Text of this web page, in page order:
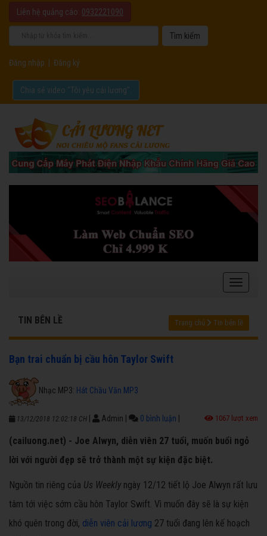
Liên hệ quảng cáo: 0932221090
Đăng nhập Đăng ký
Chia sẻ video "Tôi yêu cải lương".
TIN BÊN LỀ Trang chủ Tin bên lề
Bạn trai chuẩn bị cầu hôn Taylor Swift
Nhạc MP3: Hát Chầu Văn MP3
13/12/2018 12:02:18 CH Admin 0 bình luận 1067 lượt xem
(cailuong.net) - Joe Alwyn, diễn viên 27 tuổi, muốn buổi ngỏ
lời với người đẹp sẽ trở thành một sự kiện đặc biệt.
Nguồn tin riêng của Us Weekly ngày 12/12 tiết lộ Joe Alwyn rất lưu
tâm tới việc sớm cầu hôn Taylor Swift. Vì muốn đây sẽ là sự kiện
khó quên trong đời, diễn viên cải lương 27 tuổi đang lên kế hoạch